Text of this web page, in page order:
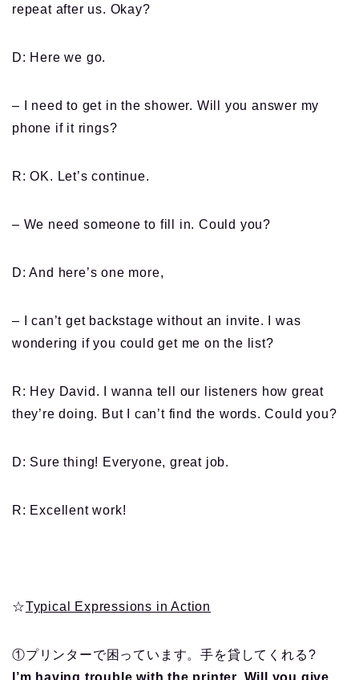
repeat after us. Okay?
D: Here we go.
– I need to get in the shower. Will you answer my
phone if it rings?
R: OK. Let’s continue.
– We need someone to fill in. Could you?
D: And here’s one more,
– I can’t get backstage without an invite. I was
wondering if you could get me on the list?
R: Hey David. I wanna tell our listeners how great
they’re doing. But I can’t find the words. Could you?
D: Sure thing! Everyone, great job.
R: Excellent work!
☆Typical Expressions in Action
①プリンターで困っています。手を貸してくれる?